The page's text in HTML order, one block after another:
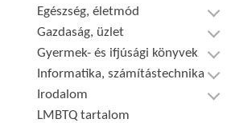
Egészség, életmód
Gazdaság, üzlet
Gyermek- és ifjúsági könyvek
Informatika, számítástechnika
Irodalom
LMBTQ tartalom